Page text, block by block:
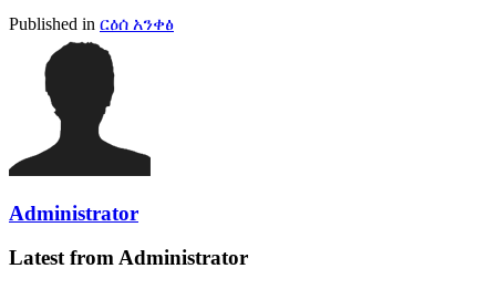
Published in ርዕሰ አንቀፅ
Administrator
Latest from Administrator